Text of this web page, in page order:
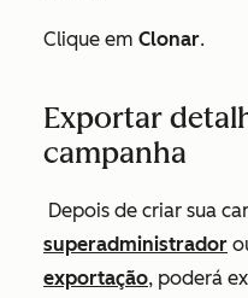
Clique em Clonar.
Exportar
campanha
Depois de criar sua
superadministrador
exportação, poderá